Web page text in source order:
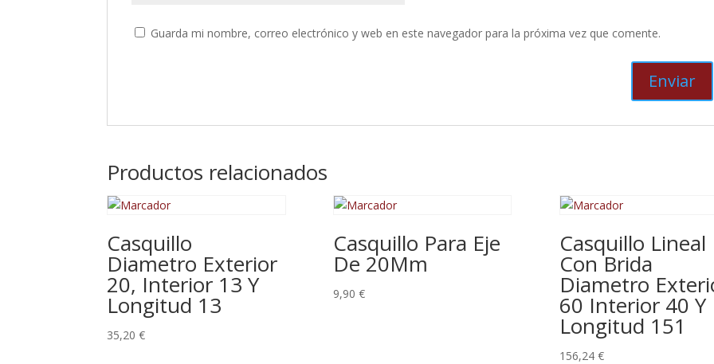
Guarda mi nombre, correo electrónico y web en este navegador para la próxima vez que comente.
Productos relacionados
Casquillo
Diametro Exterior
20, Interior 13 Y
Longitud 13
35,20€
Casquillo Para Eje
De 20Mm
9,90 €
Casquillo Lineal
Con Brida
Diametro
60 Interior 40 Y
Longitud 151
156,24 €